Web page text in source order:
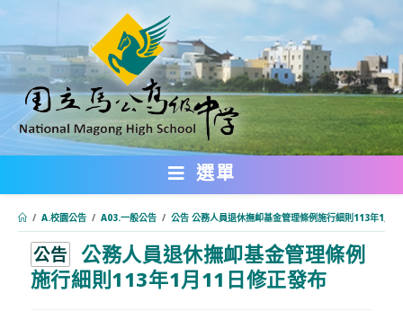
轉
主
要
內
選單
/ A.校園公告 / A03.一般公告 / 公告 公務人員退休撫卹基金管理條例施行細則113年1月
公告
公務人員退休撫卹基金管理條例
施行細則113年1月11日修正發布